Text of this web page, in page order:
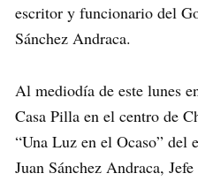
escritor y funcionario del
Sánchez Andraca.
Al mediodía de este lunes
Casa Pilla en el centro de
“Una Luz en el Ocaso” del
Juan Sánchez Andraca,